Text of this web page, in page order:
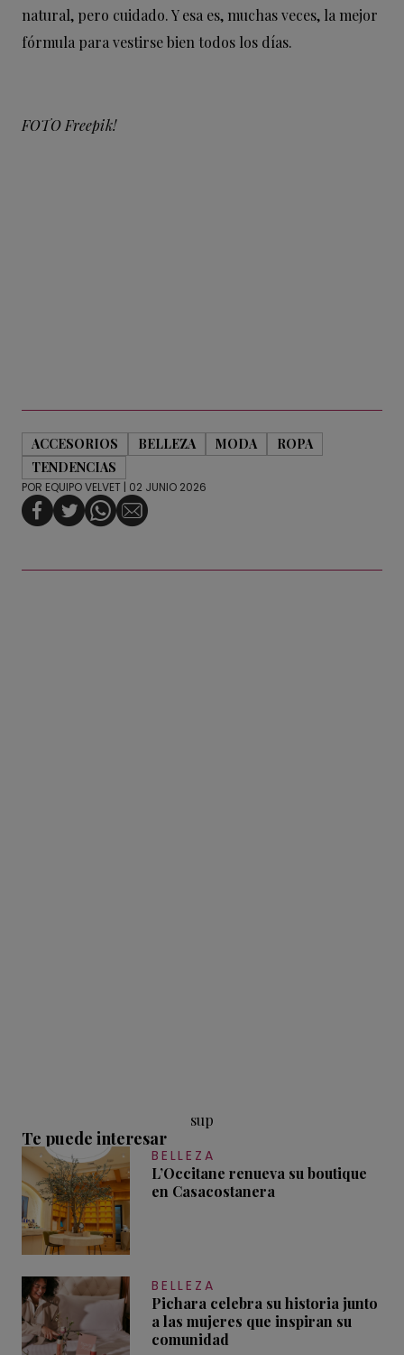
natural, pero cuidado. Y esa es, muchas veces, la mejor
fórmula para vestirse bien todos los días.
FOTO Freepik!
ACCESORIOS BELLEZA MODA
ROPA
TENDENCIAS
POR EQUIPO VELVET | 02 JUNIO 2026
sup
Te puede interesar
BELLEZA
L’Occitane renueva su boutique
en Casacostanera
BELLEZA
Pichara celebra su historia junto
a las mujeres que inspiran su
comunidad